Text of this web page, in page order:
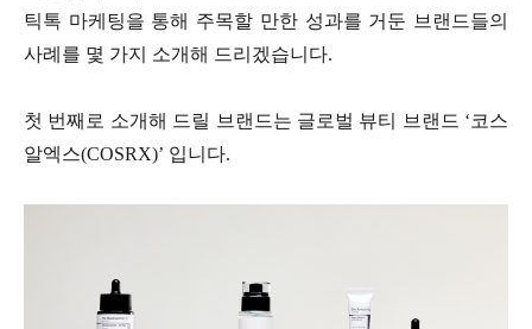
틱톡 마케팅을 통해 주목할 만한 성과를 거둔 브랜드들의
사례를 몇 가지 소개해 드리겠습니다.
첫 번째로 소개해 드릴 브랜드는 글로벌 뷰티 브랜드 ‘코스
알엑스(COSRX)’ 입니다.